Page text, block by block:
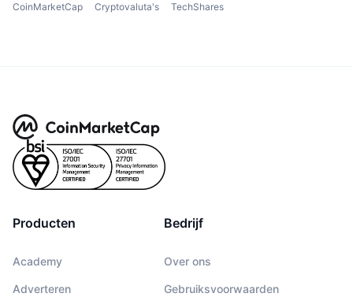
CoinMarketCap Cryptovaluta's TechShares
Producten
Academy
Adverteren
Bedrijf
Over ons
Gebruiksvoorwaarden